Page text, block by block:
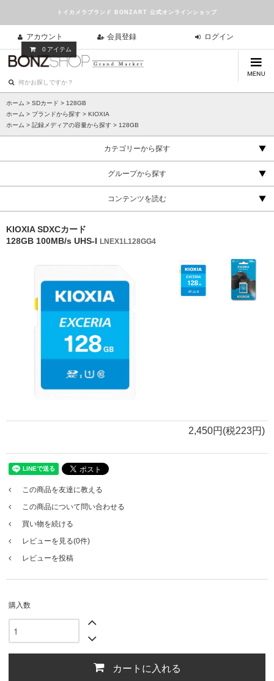
トイカメラブランド BONZART 公式オンラインショップ
アカウント 会員登録 ログイン
0 アイテム
ホーム > SDカード > 128GB
ホーム > ブランドから探す > KIOXIA
ホーム > 記録メディアの容量から探す > 128GB
カテゴリーから探す
グループから探す
コンテンツを読む
KIOXIA SDXCカード
128GB 100MB/s UHS-I LNEX1L128GG4
2,450円(税223円)
この商品を友達に教える
この商品について問い合わせる
買い物を続ける
レビューを見る(0件)
レビューを投稿
購入数
カートに入れる